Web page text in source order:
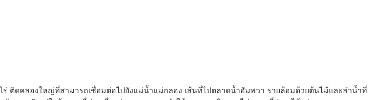
ติดคลองใหญ่ที่สามารถเชื่อมต่อไปยังแม่น้ำแม่กลอง เส้นที่ไปตลาดน้ำอัมพวา รายล้อมด้วยต้นไม้และลำน้ำที่